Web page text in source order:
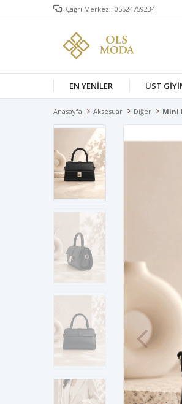
Çağrı Merkezi: 05524759234
EN YENİLER ÜST
Anasayfa Aksesuar Diğer Mini